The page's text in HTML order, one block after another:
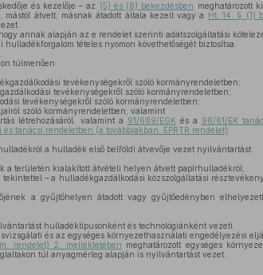
és kezelője – az (5) és (6) bekezdésben meghatározott
átvett, másnak átadott általa kezelt vagy a Ht. 14. § (1)
annak alapján az e rendelet szerinti adatszolgáltatási
tételes nyomon követhetőségét biztosítsa.
túlmenően
tevékenységekről szóló kormányrendeletben;
tevékenységekről szóló kormányrendeletben;
tevékenységekről szóló kormányrendeletben;
szóló kormányrendeletben; valamint
létrehozásáról, valamint a 91/689/EGK és a 96/61/EK
tanácsi rendeletben (a továbbiakban: EPRTR rendelet)
a hulladék első belföldi átvevője vezet nyilvántartást.
a területén kialakított átvételi helyen átvett papírhulladékról;
– a hulladékgazdálkodási közszolgáltatási
a gyűjtőhelyen átadott vagy gyűjtőedényben
hulladéktípusonként és technológiánként vezeti.
és az egységes környezethasználati engedélyezési
rendelet) 2. mellékletében meghatározott egységes
túl anyagmérleg alapján is nyilvántartást vezet.